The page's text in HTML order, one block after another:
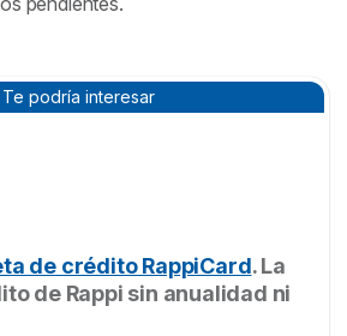
Te podría interesar
de crédito RappiCard. La
de Rappi sin anualidad ni